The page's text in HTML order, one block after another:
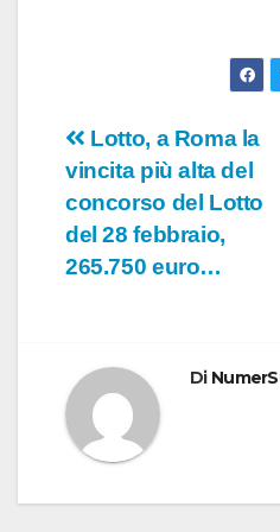
Navigazione
articoli
Lotto, a Roma la
vincita più alta del
concorso del Lotto
del 28 febbraio,
265.750 euro…
Di